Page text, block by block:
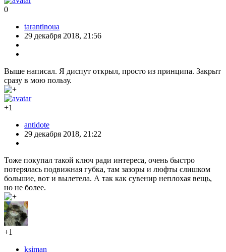
0
tarantinoua
29 декабря 2018, 21:56
Выше написал. Я диспут открыл, просто из принципа. Закрыт
сразу в мою пользу.
+1
antidote
29 декабря 2018, 21:22
Тоже покупал такой ключ ради интереса, очень быстро
потерялась подвижная губка, там зазоры и люфты слишком
большие, вот и вылетела. А так как сувенир неплохая вещь,
но не более.
+1
ksiman